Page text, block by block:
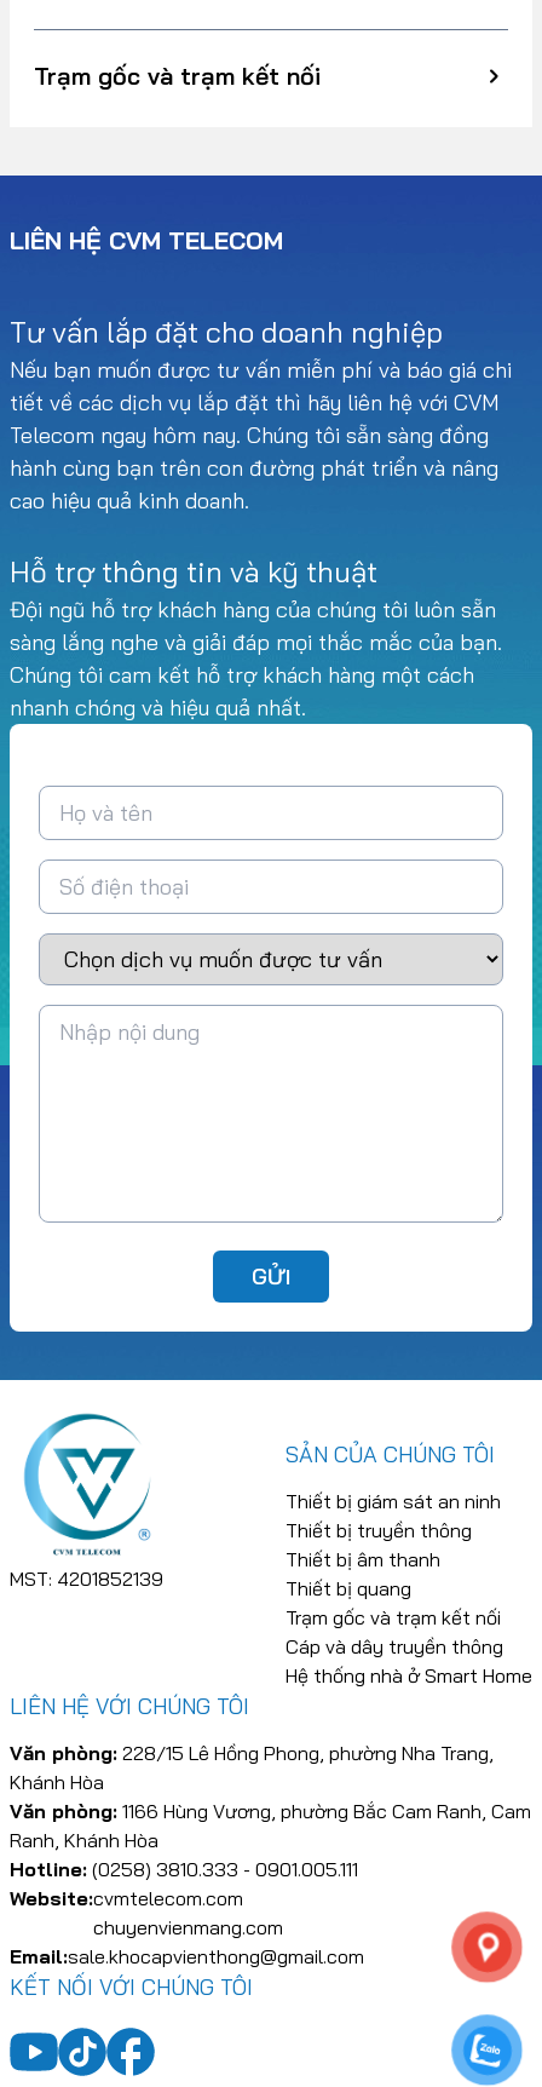
Trạm gốc và trạm kết nối
LIÊN HỆ CVM TELECOM
Tư vấn lắp đặt cho doanh nghiệp
Nếu bạn muốn được tư vấn miễn phí và báo giá chi
tiết về các dịch vụ lắp đặt thì hãy liên hệ với CVM
Telecom ngay hôm nay. Chúng tôi sẵn sàng đồng
hành cùng bạn trên con đường phát triển và nâng
cao hiệu quả kinh doanh.
Hỗ trợ thông tin và kỹ thuật
Đội ngũ hỗ trợ khách hàng của chúng tôi luôn sẵn
sàng lắng nghe và giải đáp mọi thắc mắc của bạn.
Chúng tôi cam kết hỗ trợ khách hàng một cách
nhanh chóng và hiệu quả nhất.
GỬI
MST: 4201852139
SẢN CỦA CHÚNG TÔI
Thiết bị giám sát an ninh
Thiết bị truyền thông
Thiết bị âm thanh
Thiết bị quang
Trạm gốc và trạm kết nối
Cáp và dây truyền thông
Hệ thống nhà ở Smart Home
LIÊN HỆ VỚI CHÚNG TÔI
Văn phòng: 228/15 Lê Hồng Phong, phường Nha Trang,
Khánh Hòa
Văn phòng: 1166 Hùng Vương, phường Bắc Cam Ranh, Cam
Ranh, Khánh Hòa
Hotline: (0258) 3810.333 - 0901.005.111
Website:cvmtelecom.com
chuyenvienmang.com
Email:sale.khocapvienthong@gmail.com
KẾT NỐI VỚI CHÚNG TÔI